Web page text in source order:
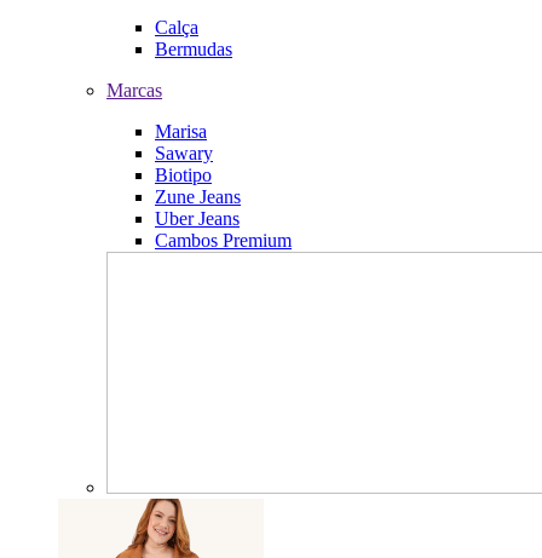
Calça
Bermudas
Marcas
Marisa
Sawary
Biotipo
Zune Jeans
Uber Jeans
Cambos Premium